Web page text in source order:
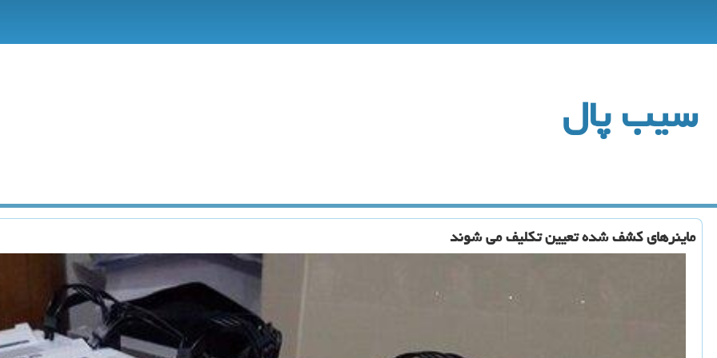
سیب پال
ماینرهای كشف شده تعیین تكلیف می شوند